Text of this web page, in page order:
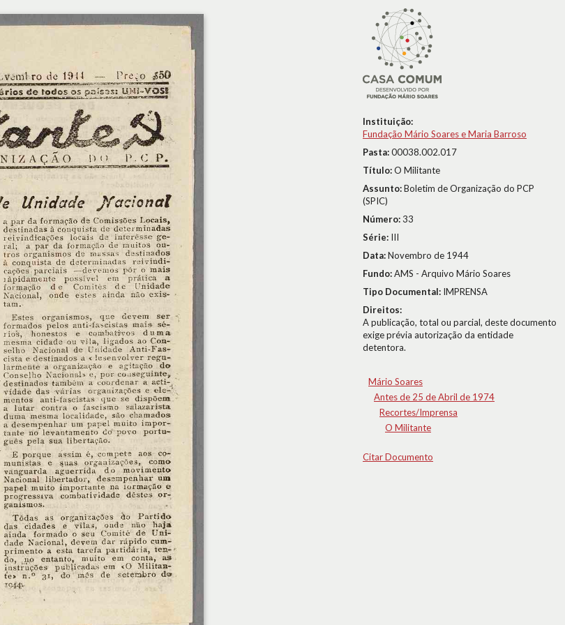
Instituição:
Fundação Mário Soares e Maria Barroso
Pasta:00038.002.017
Título:O Militante
Assunto:Boletim de Organização do PCP
(SPIC)
Número:33
Série: III
Data:Novembro de 1944
Fundo:AMS - Arquivo Mário Soares
Tipo Documental: IMPRENSA
Direitos:
A publicação, total ou parcial, deste documento
exige prévia autorização da entidade
detentora.
Mário Soares
Antes de 25 de Abril de 1974
Recortes/Imprensa
O Militante
Citar Documento